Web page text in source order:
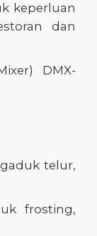
keperluan
dan
DMX-
telur,
frosting,